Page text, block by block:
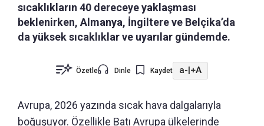
sıcaklıkların 40 dereceye yaklaşması
beklenirken, Almanya, İngiltere ve Belçika’da
da yüksek sıcaklıklar ve uyarılar gündemde.
Özetle Dinle Kaydet a-|+A
Avrupa, 2026 yazında sıcak hava dalgalarıyla
boğuşuyor. Özellikle Batı Avrupa ülkelerinde